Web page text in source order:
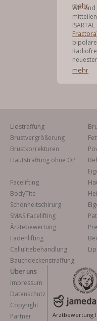
mehr
Wir sind
Fractora
mehr
Lidstraffung
Brustvergrößerung
Brustkorrekturen
Hautstraffung ohne OP
Facelifting
BodyTite
Schönheitschirurg
SMAS Facelifting
Ärztebewertung
Fadenlifting
Cellulitebehandlung
Bauchdeckenstraffung
Über uns
Impressum
Datenschutz
Copyright
Partner
Arztbewertung